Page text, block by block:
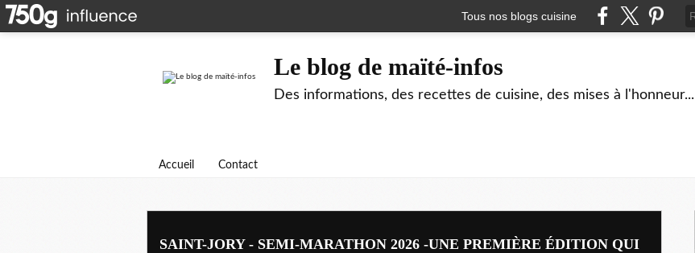
Tous nos blogs cuisine
Le blog de maïté-infos
Des informations, des recettes de cuisine, des mises à l'honneur...
Accueil Contact
SAINT-JORY - SEMI-MARATHON 2026 -UNE PREMIÈRE ÉDITION QUI